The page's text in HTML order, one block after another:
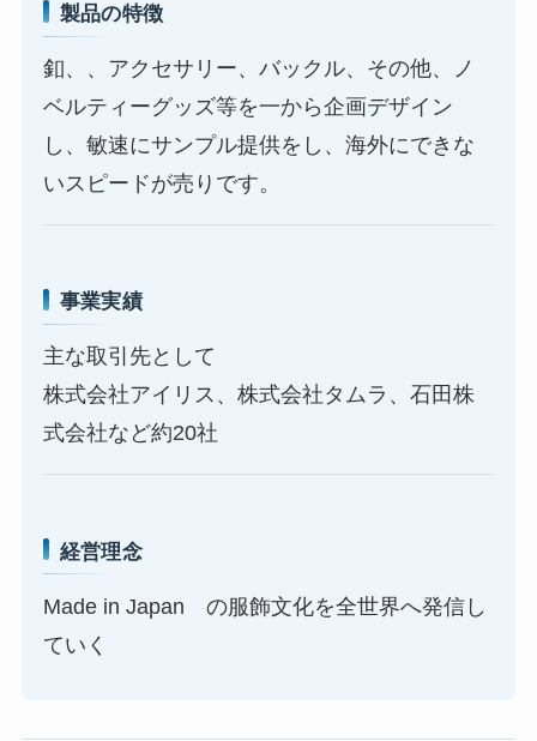
製品の特徴
釦、、アクセサリー、バックル、その他、ノ
ベルティーグッズ等を一から企画デザイン
し、敏速にサンプル提供をし、海外にできな
いスピードが売りです。
事業実績
主な取引先として
株式会社アイリス、株式会社タムラ、石田株
式会社など約20社
経営理念
Made in Japan の服飾文化を全世界へ発信し
ていく